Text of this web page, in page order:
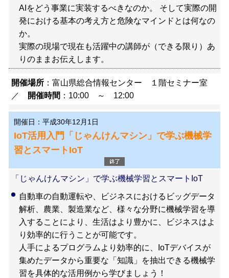
AIをどう事業に実装するべきなのか。 そして実際の開
発における基本の考え方と危険なマインドとは何なの
か。
実際の現場で現在も活躍中の講師が（できる限り）あ
りのままお伝えします。
開催場所 ：富山県総合情報センター １階セミナー室
／
開催時間 ：10:00 ～ 12:00
開催日：平成30年12月1日
IoT活用入門「じゃんけんマシン」で学ぶ機械学
習とスマートIoT
「じゃんけんマシン」で学ぶ機械学習とスマートIoT
自動車の自動運転や、ビジネスにおけるビッグデータ
解析、農業、製造業など、様々な分野に機械学習を導
入することにより、生活はより豊かに、ビジネスはよ
り効率的に行うことが可能です。
人手によるプログラムより効率的に、IoTデバイスが
集めたデータから重要な「知識」を抽出できる機械学
習を具体的な活用例から学びましょう！